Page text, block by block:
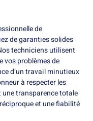
de
de garanties solides
techniciens utilisent
vos problèmes de
d’un travail minutieux
à respecter les
transparence totale
et une fiabilité